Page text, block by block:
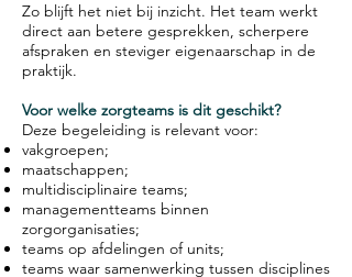
Zo blijft het niet bij inzicht. Het team werkt
direct aan betere gesprekken, scherpere
afspraken en steviger eigenaarschap in de
praktijk.
Voor welke zorgteams is dit geschikt?
Deze begeleiding is relevant voor:
vakgroepen;
maatschappen;
multidisciplinaire teams;
managementteams binnen
zorgorganisaties;
teams op afdelingen of units;
teams waar samenwerking tussen disciplines